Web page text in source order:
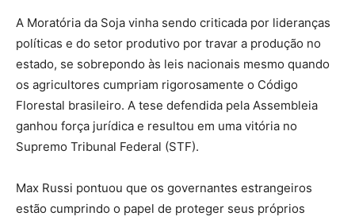
A Moratória da Soja vinha sendo criticada por lideranças
políticas e do setor produtivo por travar a produção no
estado, se sobrepondo às leis nacionais mesmo quando
os agricultores cumpriam rigorosamente o Código
Florestal brasileiro. A tese defendida pela Assembleia
ganhou força jurídica e resultou em uma vitória no
Supremo Tribunal Federal (STF).
Max Russi pontuou que os governantes estrangeiros
estão cumprindo o papel de proteger seus próprios